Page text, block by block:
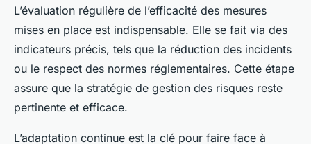
L’évaluation régulière de l’efficacité des mesures
mises en place est indispensable. Elle se fait via des
indicateurs précis, tels que la réduction des incidents
ou le respect des normes réglementaires. Cette étape
assure que la stratégie de gestion des risques reste
pertinente et efficace.
L’adaptation continue est la clé pour faire face à